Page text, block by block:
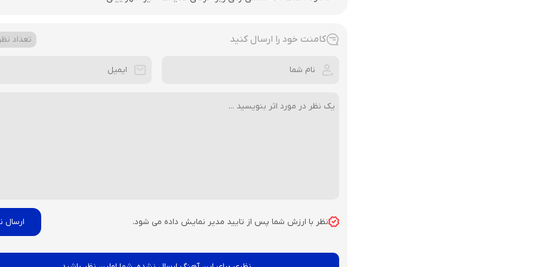
کامنت خود را ارسال کنید تعداد
نظر با ارزش شما پس از تایید مدیر نمایش داده می شود.